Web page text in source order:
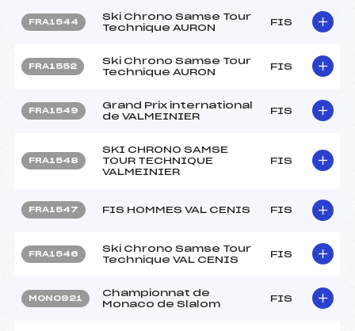
FRA1544
Ski Chrono Samse Tour
Technique AURON
FIS
FRA1552
Ski Chrono Samse Tour
Technique AURON
FIS
FRA1549
Grand Prix international
de VALMEINIER
FIS
FRA1548
SKI CHRONO SAMSE
TOUR TECHNIQUE
VALMEINIER
FIS
FRA1547 FIS HOMMES VAL CENIS FIS
FRA1546
Ski Chrono Samse Tour
Technique VAL CENIS
FIS
MON0921
Championnat de
Monaco de Slalom
FIS